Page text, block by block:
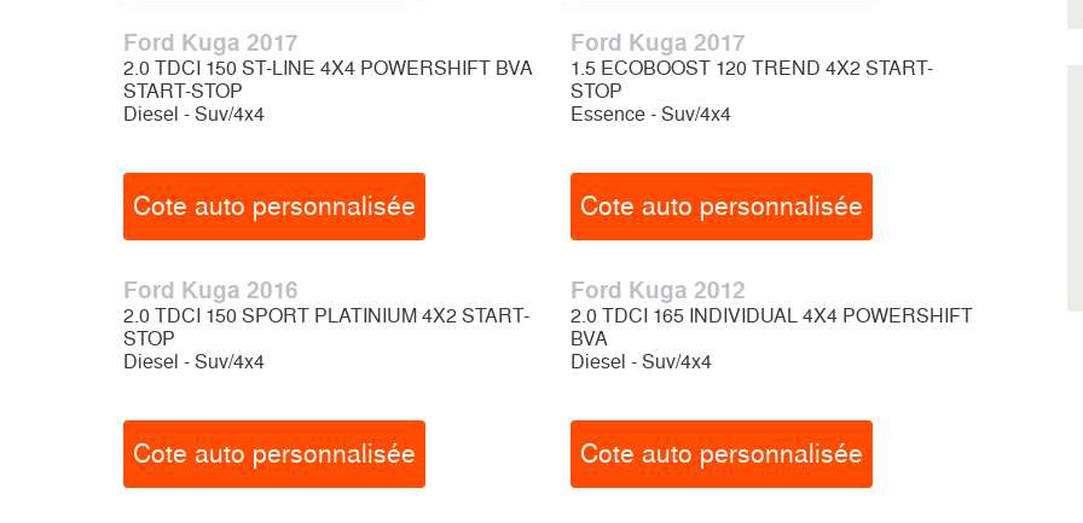
Ford Kuga 2017
2.0 TDCI 150 ST-LINE 4X4 POWERSHIFT BVA
START-STOP
Diesel - Suv/4x4
Cote auto personnalisée
Ford Kuga 2017
1.5 ECOBOOST 120 TREND 4X2 START-
STOP
Essence - Suv/4x4
Cote auto personnalisée
Ford Kuga 2016
2.0 TDCI 150 SPORT PLATINIUM 4X2 START-
STOP
Diesel - Suv/4x4
Cote auto personnalisée
Ford Kuga 2012
2.0 TDCI 165 INDIVIDUAL 4X4 POWERSHIFT
BVA
Diesel - Suv/4x4
Cote auto personnalisée